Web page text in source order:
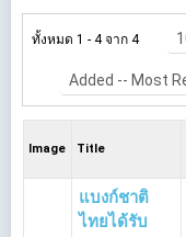
ทั้งหมด 1 - 4 จาก 4
Image Title
แบงก์ชาติ
ไทยได้รับ